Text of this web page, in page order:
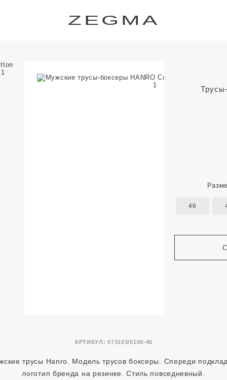
ZEGMA
АРТИКУЛ:073103/0100-46
46
трусы Hanro. Модель трусов боксеры. Спереди
логотип бренда на резинке. Стиль повседневный.